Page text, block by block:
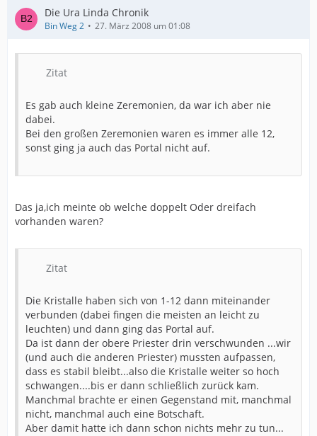
Die Ura Linda Chronik
Bin Weg 2 27. März 2008 um 01:08
Zitat
Es gab auch kleine Zeremonien, da war ich aber nie
dabei.
Bei den großen Zeremonien waren es immer alle 12,
sonst ging ja auch das Portal nicht auf.
Das ja,ich meinte ob welche doppelt Oder dreifach
vorhanden waren?
Zitat
Die Kristalle haben sich von 1-12 dann miteinander
verbunden (dabei fingen die meisten an leicht zu
leuchten) und dann ging das Portal auf.
Da ist dann der obere Priester drin verschwunden ...wir
(und auch die anderen Priester) mussten aufpassen,
dass es stabil bleibt...also die Kristalle weiter so hoch
schwangen....bis er dann schließlich zurück kam.
Manchmal brachte er einen Gegenstand mit, manchmal
nicht, manchmal auch eine Botschaft.
Aber damit hatte ich dann schon nichts mehr zu tun...